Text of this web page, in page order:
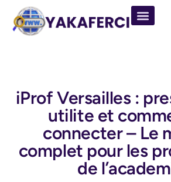
iProf Versailles :
utilite et
connecter – Le
complet pour les
de